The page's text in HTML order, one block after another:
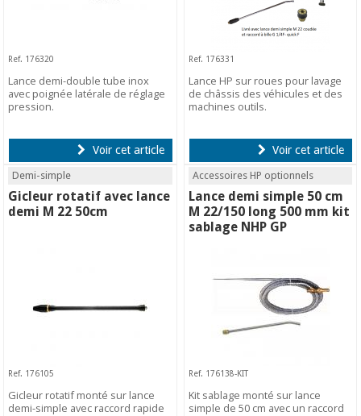
Ref. 176320
Lance demi-double tube inox
avec poignée latérale de réglage
pression.
Voir cet article
Ref. 176331
Lance HP sur roues pour lavage
de châssis des véhicules et des
machines outils.
Voir cet article
Demi-simple
Gicleur rotatif avec lance
demi M 22 50cm
Ref. 176105
Gicleur rotatif monté sur lance
demi-simple avec raccord rapide
Accessoires HP optionnels
Lance demi simple 50 cm
M 22/150 long 500 mm kit
sablage NHP GP
Ref. 176138-KIT
Kit sablage monté sur lance
simple de 50 cm avec un raccord